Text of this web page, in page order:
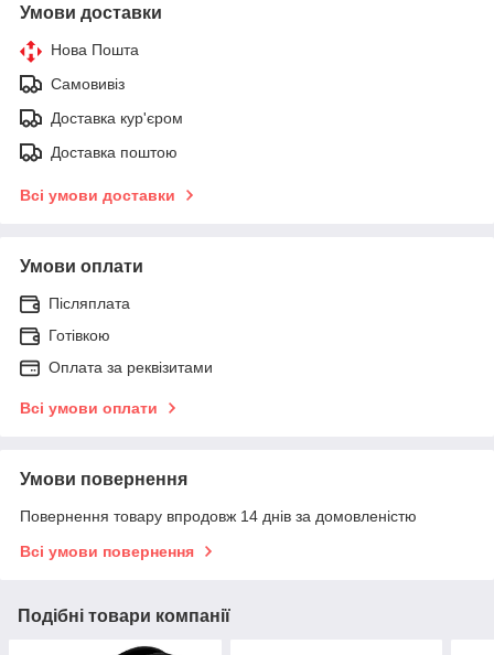
Умови доставки
Нова Пошта
Самовивіз
Доставка кур'єром
Доставка поштою
Всі умови доставки
Умови оплати
Післяплата
Готівкою
Оплата за реквізитами
Всі умови оплати
Умови повернення
Повернення товару впродовж 14 днів за домовленістю
Всі умови повернення
Подібні товари компанії